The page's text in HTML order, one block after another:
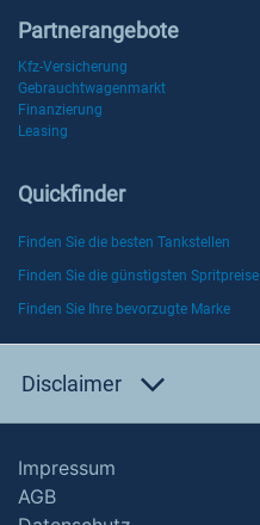
Partnerangebote
Kfz-Versicherung
Gebrauchtwagenmarkt
Finanzierung
Leasing
Quickfinder
Finden Sie die besten Tankstellen
Finden Sie die günstigsten Spritpreise
Finden Sie Ihre bevorzugte Marke
Disclaimer
Impressum
AGB